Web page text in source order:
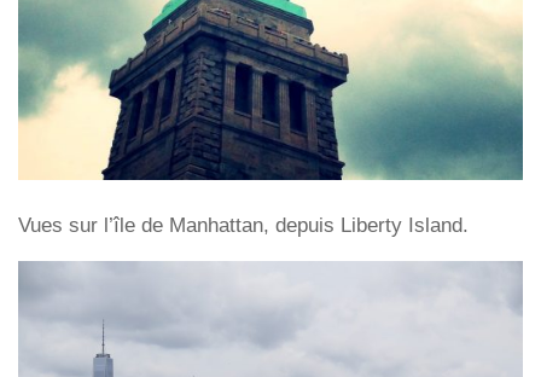
Vues sur l’île de Manhattan, depuis Liberty Island.